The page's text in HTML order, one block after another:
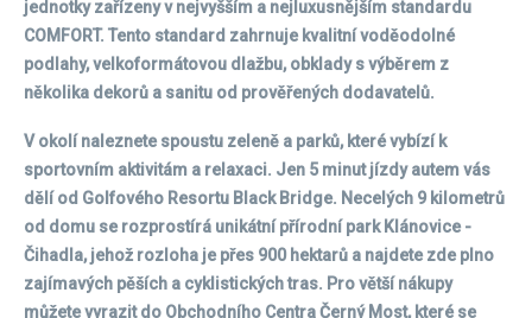
jednotky zařízeny v nejvyšším a nejluxusnějším standardu
COMFORT. Tento standard zahrnuje kvalitní voděodolné
podlahy, velkoformátovou dlažbu, obklady s výběrem z
několika dekorů a sanitu od prověřených dodavatelů.
V okolí naleznete spoustu zeleně a parků, které vybízí k
sportovním aktivitám a relaxaci. Jen 5 minut jízdy autem vás
dělí od Golfového Resortu Black Bridge. Necelých 9 kilometrů
od domu se rozprostírá unikátní přírodní park Klánovice -
Čihadla, jehož rozloha je přes 900 hektarů a najdete zde plno
zajímavých pěších a cyklistických tras. Pro větší nákupy
můžete vyrazit do Obchodního Centra Černý Most, které se